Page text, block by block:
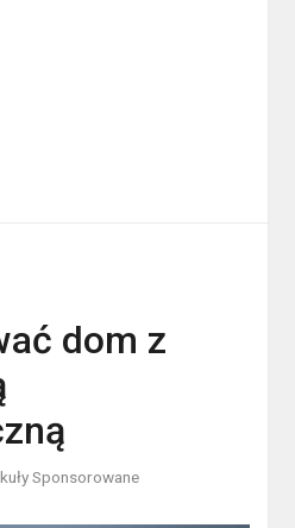
dom z
Sponsorowane